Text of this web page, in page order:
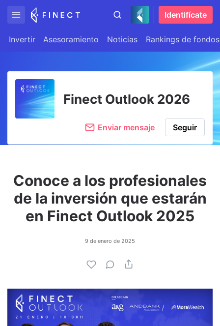
Identifícate
Invertir Asesoramiento Noticias Rankings de fondos
Finect Outlook 2026
Enviar mensaje Seguir
Conoce a los profesionales
de la inversión que estarán
en Finect Outlook 2025
9 de enero de 2025